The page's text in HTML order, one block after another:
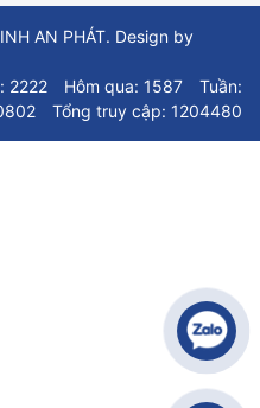
AN PHÁT. Design by
2222 Hôm qua: 1587
Tuần:
Tổng truy cập: 1204480